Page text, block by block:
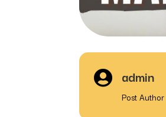
 admin
Post Author